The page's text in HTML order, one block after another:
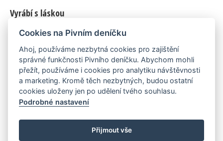
Vyrábí s láskou
© 2010–2026 byLukáš Zemanaka Emka
Máme rádi
Pivní.info
Poznámka pod čarou
Pivní deníček je nezávislý zdroj, který není spjat s žádným
Cookies na Pivním deníčku
Ahoj, používáme nezbytná cookies pro zajištění
správné funkčnosti Pivního deníčku. Abychom mohli
přežít, používáme i cookies pro analytiku návštěvnosti
a marketing. Kromě těch nezbytných, budou ostatní
cookies uloženy jen po udělení tvého souhlasu.
Podrobné nastavení
Přijmout vše